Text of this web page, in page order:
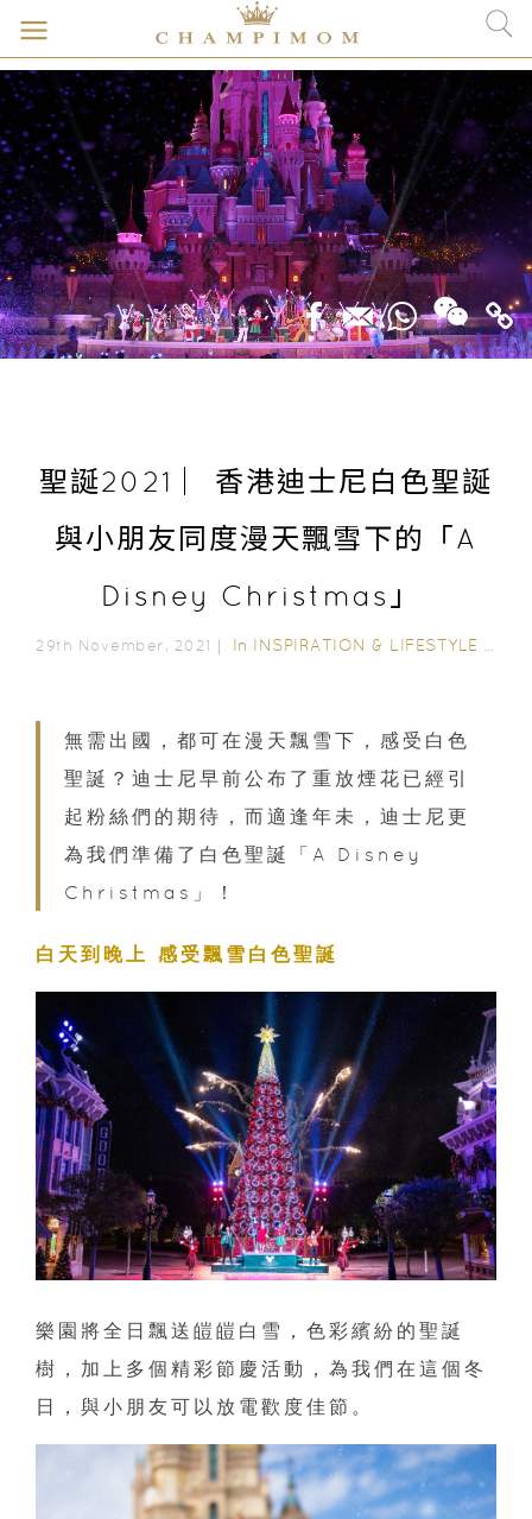
聖誕2021 ︳香港迪士尼白色聖誕
與小朋友同度漫天飄雪下的「A
Disney Christmas」
29th November, 2021｜ In INSPIRATION & LIFESTYLE
無需出國，都可在漫天飄雪下，感受白色
聖誕？迪士尼早前公布了重放煙花已經引
起粉絲們的期待，而適逢年未，迪士尼更
為我們準備了白色聖誕「A Disney
Christmas」！
白天到晚上 感受飄雪白色聖誕
樂園將全日飄送皚皚白雪，色彩繽紛的聖誕
樹，加上多個精彩節慶活動，為我們在這個冬
日，與小朋友可以放電歡度佳節。